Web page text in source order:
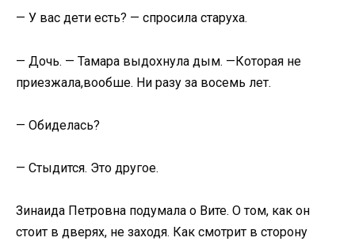
— У вас дети есть? — спросила старуха.
— Дочь. — Тамара выдохнула дым. —Которая не
приезжала,вообше. Ни разу за восемь лет.
— Обиделась?
— Стыдится. Это другое.
Зинаида Петровна подумала о Вите. О том, как он
стоит в дверях, не заходя. Как смотрит в сторону